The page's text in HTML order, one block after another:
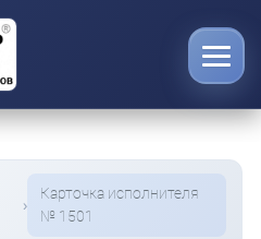
Карточка исполнителя
№ 1501